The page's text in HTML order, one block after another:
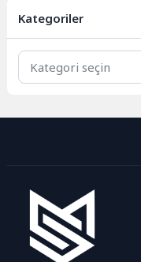
Kategoriler